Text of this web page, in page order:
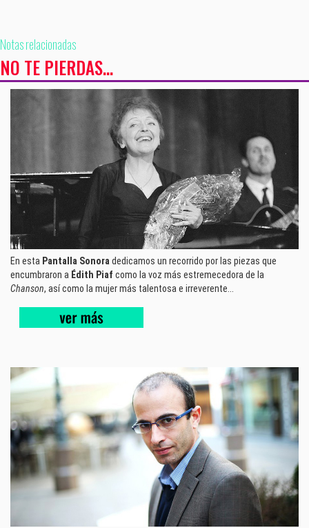
Notas relacionadas
NO TE PIERDAS...
En esta Pantalla Sonora dedicamos un recorrido por las piezas que
encumbraron a Édith Piaf como la voz más estremecedora de la
Chanson, así como la mujer más talentosa e irreverente...